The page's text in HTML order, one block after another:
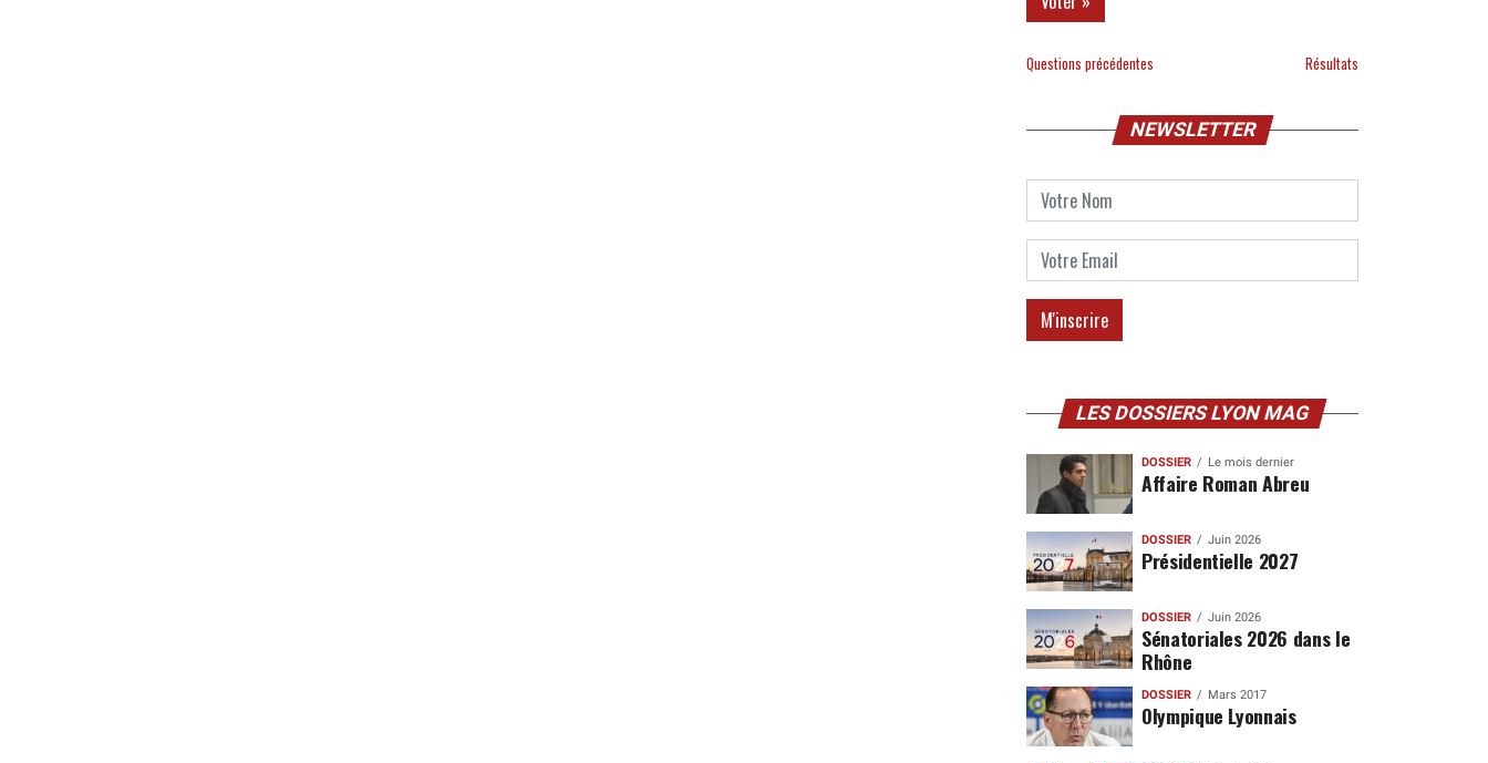
Questions précédentes Résultats
NEWSLETTER
LES DOSSIERS LYON MAG
DOSSIER Le mois dernier
Affaire Roman Abreu
DOSSIER Juin 2026
Présidentielle 2027
DOSSIER Juin 2026
Sénatoriales 2026 dans le
Rhône
DOSSIER Mars 2017
Olympique Lyonnais